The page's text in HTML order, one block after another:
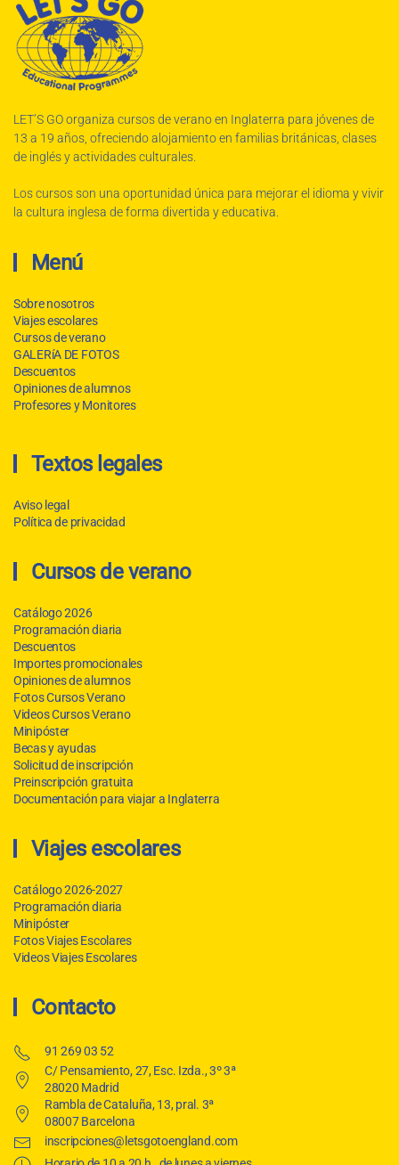
LET’S GO organiza cursos de verano en Inglaterra para jóvenes de
13 a 19 años, ofreciendo alojamiento en familias británicas, clases
de inglés y actividades culturales.
Los cursos son una oportunidad única para mejorar el idioma y vivir
la cultura inglesa de forma divertida y educativa.
Menú
Sobre nosotros
Viajes escolares
Cursos de verano
GALERíA DE FOTOS
Descuentos
Opiniones de alumnos
Profesores y Monitores
Textos legales
Aviso legal
Política de privacidad
Cursos de verano
Catálogo 2026
Programación diaria
Descuentos
Importes promocionales
Opiniones de alumnos
Fotos Cursos Verano
Videos Cursos Verano
Minipóster
Becas y ayudas
Solicitud de inscripción
Preinscripción gratuita
Documentación para viajar a Inglaterra
Viajes escolares
Catálogo 2026-2027
Programación diaria
Minipóster
Fotos Viajes Escolares
Videos Viajes Escolares
Contacto
91 269 03 52
C/ Pensamiento, 27, Esc. Izda., 3º 3ª
28020 Madrid
Rambla de Cataluña, 13, pral. 3ª
08007 Barcelona
inscripciones@letsgotoengland.com